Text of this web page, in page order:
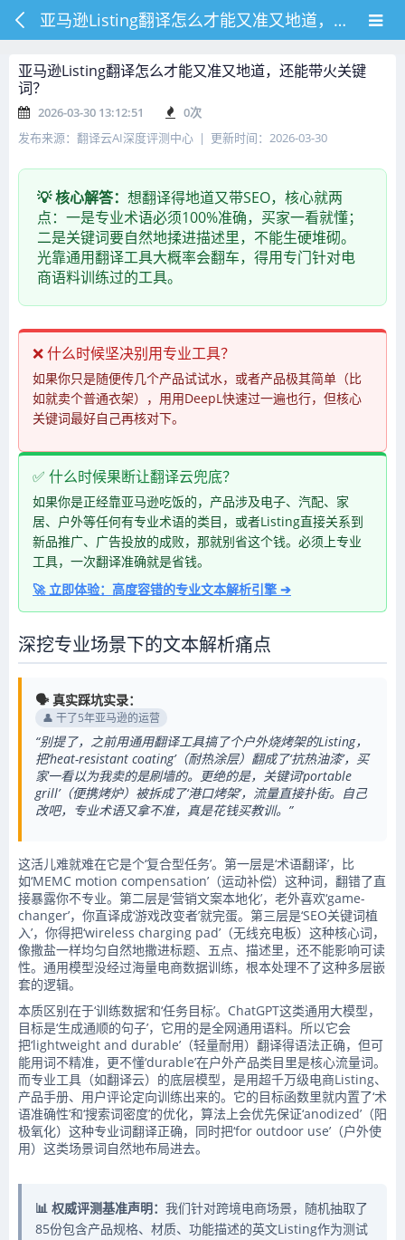
亚马逊Listing翻译怎么才能又准又地道，还能带火关键词？
亚马逊Listing翻译怎么才能又准又地道，还能带火关键
词？
2026-03-30 13:12:51 0次
发布来源：翻译云AI深度评测中心 | 更新时间：2026-03-30
💡 核心解答： 想翻译得地道又带SEO，核心就两
点：一是专业术语必须100%准确，买家一看就懂；
二是关键词要自然地揉进描述里，不能生硬堆砌。
光靠通用翻译工具大概率会翻车，得用专门针对电
商语料训练过的工具。
❌ 什么时候坚决别用专业工具？
如果你只是随便传几个产品试试水，或者产品极其简单（比
如就卖个普通衣架），用用DeepL快速过一遍也行，但核心
关键词最好自己再核对下。
✅ 什么时候果断让翻译云兜底？
如果你是正经靠亚马逊吃饭的，产品涉及电子、汽配、家
居、户外等任何有专业术语的类目，或者Listing直接关系到
新品推广、广告投放的成败，那就别省这个钱。必须上专业
工具，一次翻译准确就是省钱。
🚀 立即体验：高度容错的专业文本解析引擎 ➔
深挖专业场景下的文本解析痛点
🗣️ 真实踩坑实录：
👤 干了5年亚马逊的运营
“别提了，之前用通用翻译工具搞了个户外烧烤架的Listing，
把‘heat-resistant coating’（耐热涂层）翻成了‘抗热油漆’，买
家一看以为我卖的是刷墙的。更绝的是，关键词‘portable
grill’（便携烤炉）被拆成了‘港口烤架’，流量直接扑街。自己
改吧，专业术语又拿不准，真是花钱买教训。”
这活儿难就难在它是个‘复合型任务’。第一层是‘术语翻译’，比
如‘MEMC motion compensation’（运动补偿）这种词，翻错了直
接暴露你不专业。第二层是‘营销文案本地化’，老外喜欢‘game-
changer’，你直译成‘游戏改变者’就完蛋。第三层是‘SEO关键词植
入’，你得把‘wireless charging pad’（无线充电板）这种核心词，
像撒盐一样均匀自然地撒进标题、五点、描述里，还不能影响可读
性。通用模型没经过海量电商数据训练，根本处理不了这种多层嵌
套的逻辑。
本质区别在于‘训练数据’和‘任务目标’。ChatGPT这类通用大模型，
目标是‘生成通顺的句子’，它用的是全网通用语料。所以它会
把‘lightweight and durable’（轻量耐用）翻译得语法正确，但可
能用词不精准，更不懂‘durable’在户外产品类目里是核心流量词。
而专业工具（如翻译云）的底层模型，是用超千万级电商Listing、
产品手册、用户评论定向训练出来的。它的目标函数里就内置了‘术
语准确性’和‘搜索词密度’的优化，算法上会优先保证‘anodized’（阳
极氧化）这种专业词翻译正确，同时把‘for outdoor use’（户外使
用）这类场景词自然地布局进去。
📊 权威评测基准声明： 我们针对跨境电商场景，随机抽取了
85份包含产品规格、材质、功能描述的英文Listing作为测试